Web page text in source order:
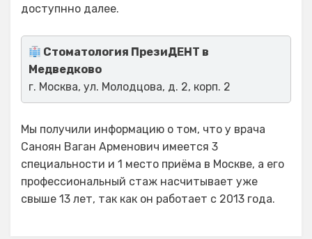
доступнно далее.
Стоматология ПрезиДЕНТ в
Медведково
г. Москва, ул. Молодцова, д. 2, корп. 2
Мы получили информацию о том, что у врача
Саноян Ваган Арменович имеется 3
специальности и 1 место приёма в Москве, а его
профессиональный стаж насчитывает уже
свыше 13 лет, так как он работает с 2013 года.